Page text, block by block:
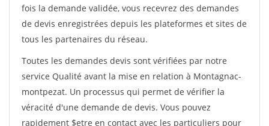
fois la demande validée, vous recevrez des demandes
de devis enregistrées depuis les plateformes et sites de
tous les partenaires du réseau.
Toutes les demandes devis sont vérifiées par notre
service Qualité avant la mise en relation à Montagnac-
montpezat. Un processus qui permet de vérifier la
véracité d'une demande de devis. Vous pouvez
rapidement $etre en contact avec les particuliers pour